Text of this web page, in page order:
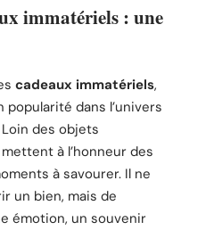
immatériels : une
cadeaux immatériels,
dans l’univers
des objets
à l’honneur des
à savourer. Il ne
un bien, mais de
émotion, un souvenir